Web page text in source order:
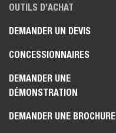
OUTILS D’ACHAT
DEMANDER UN DEVIS
CONCESSIONNAIRES
DEMANDER UNE
DÉMONSTRATION
DEMANDER UNE BROCHURE